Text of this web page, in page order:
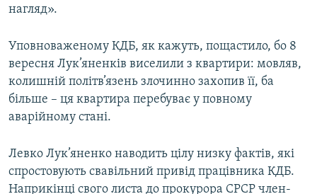
нагляд».
Уповноваженому КДБ, як кажуть, пощастило, бо 8
вересня Лук’яненків виселили з квартири: мовляв,
колишній політв’язень злочинно захопив її, ба
більше – ця квартира перебуває у повному
аварійному стані.
Левко Лук’яненко наводить цілу низку фактів, які
спростовують свавільний привід працівника КДБ.
Наприкінці свого листа до прокурора СРСР член-